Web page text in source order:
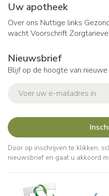
Uw apotheek
Over ons Nuttige links
wachtVoorschrift
Nieuwsbrief
Blijf op de hoogte van
Door op inschrijven te klikken,
nieuwsbrief en gaat u akkoord